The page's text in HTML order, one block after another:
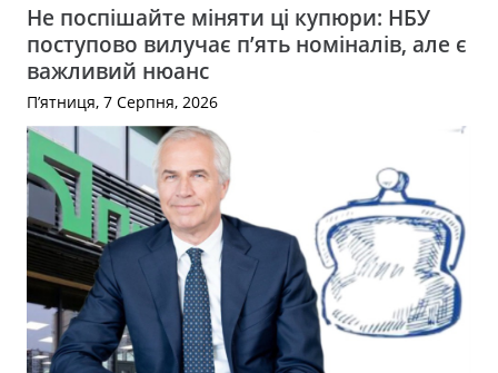
Не поспішайте міняти ці купюри: НБУ
поступово вилучає п’ять номіналів, але є
важливий нюанс
П’ятниця, 7 Серпня, 2026